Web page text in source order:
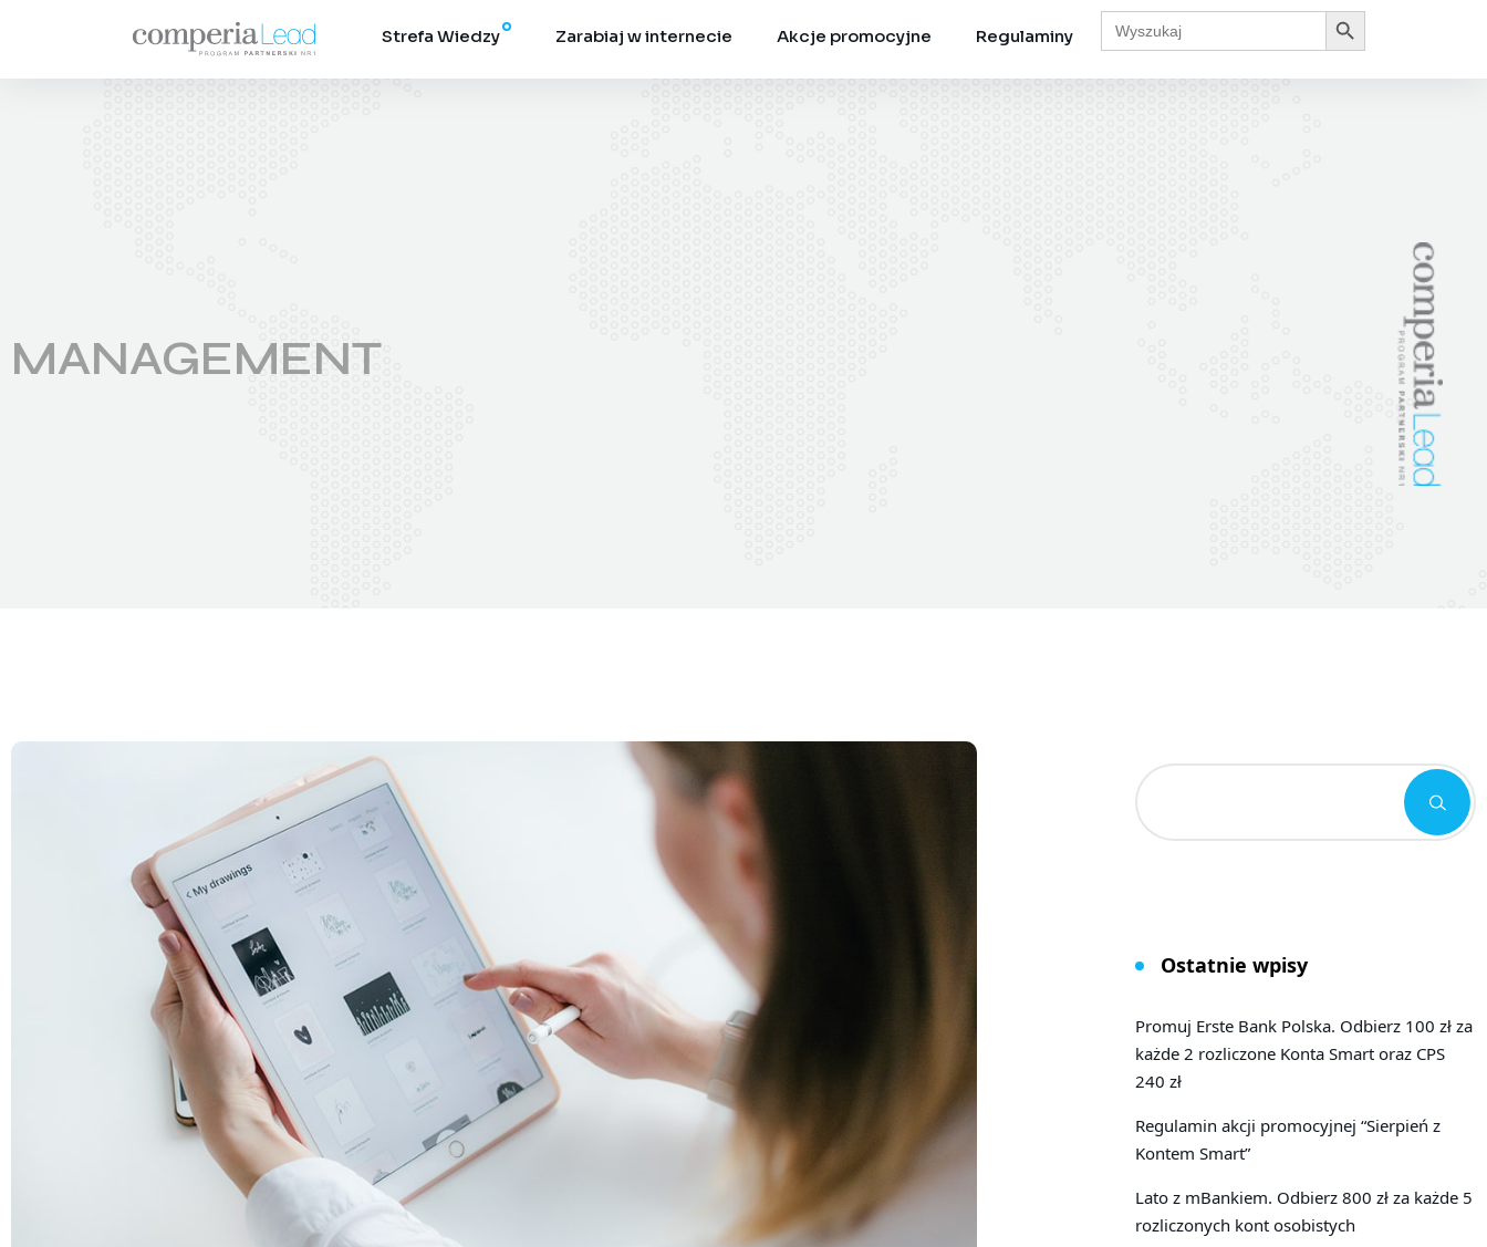
Strefa Wiedzy Zarabiaj w internecie Akcje promocyjne Regulaminy
Search
for:
Search Button
MANAGEMENT
Ostatnie wpisy
Promuj Erste Bank Polska. Odbierz 100 zł za
każde 2 rozliczone Konta Smart oraz CPS
240 zł
Regulamin akcji promocyjnej “Sierpień z
Kontem Smart”
Lato z mBankiem. Odbierz 800 zł za każde 5
rozliczonych kont osobistych